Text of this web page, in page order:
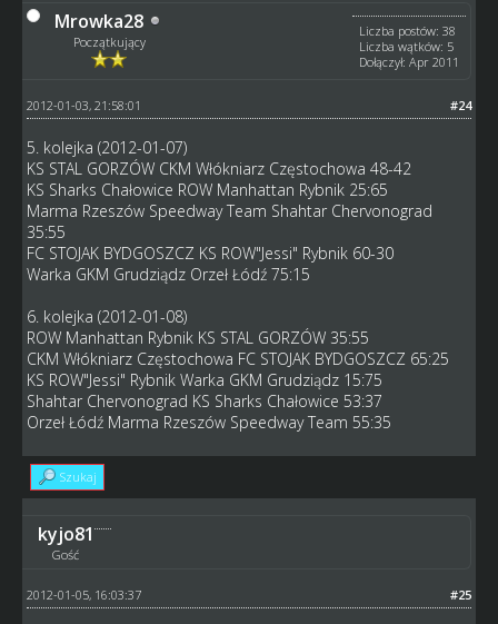
Mrowka28
Początkujący
Liczba postów: 38
Liczba wątków: 5
Dołączył: Apr 2011
#24
2012-01-03, 21:58:01
5. kolejka (2012-01-07)
KS STAL GORZÓW CKM Włókniarz Częstochowa 48-42
KS Sharks Chałowice ROW Manhattan Rybnik 25:65
Marma Rzeszów Speedway Team Shahtar Chervonograd
35:55
FC STOJAK BYDGOSZCZ KS ROW"Jessi" Rybnik 60-30
Warka GKM Grudziądz Orzeł Łódź 75:15
6. kolejka (2012-01-08)
ROW Manhattan Rybnik KS STAL GORZÓW 35:55
CKM Włókniarz Częstochowa FC STOJAK BYDGOSZCZ 65:25
KS ROW"Jessi" Rybnik Warka GKM Grudziądz 15:75
Shahtar Chervonograd KS Sharks Chałowice 53:37
Orzeł Łódź Marma Rzeszów Speedway Team 55:35
Szukaj
kyjo81
Gość
#25
2012-01-05, 16:03:37